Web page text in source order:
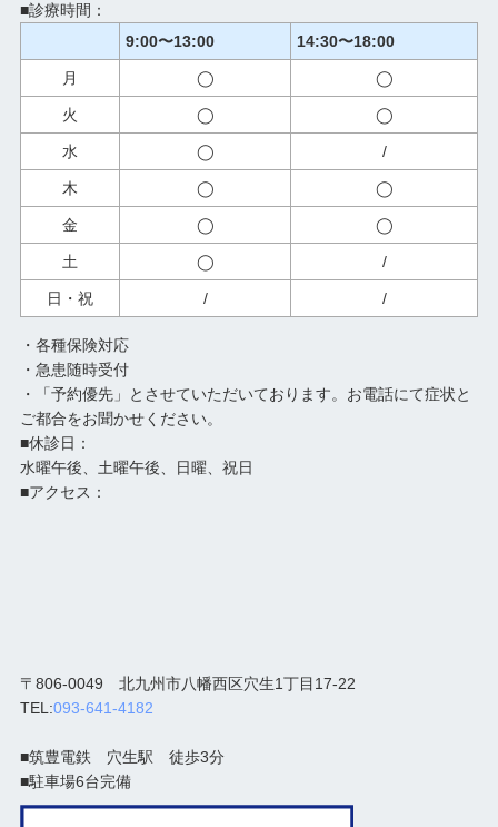
■診療時間：
9:00〜13:00
14:30〜18:00
月 ◯ ◯
火 ◯ ◯
水 ◯ /
木 ◯ ◯
金 ◯ ◯
土 ◯ /
日・祝 / /
・各種保険対応
・急患随時受付
・「予約優先」とさせていただいております。お電話にて症状と
ご都合をお聞かせください。
■休診日：
水曜午後、土曜午後、日曜、祝日
■アクセス：
〒806-0049 北九州市八幡西区穴生1丁目17-22
TEL:093-641-4182
■筑豊電鉄 穴生駅 徒歩3分
■駐車場6台完備